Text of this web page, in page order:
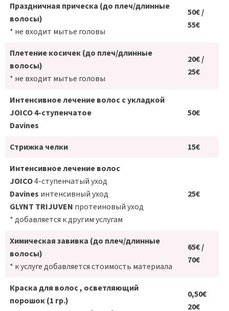
Праздничная прическа (до плеч/длинные
волосы)
* не входит мытье головы
50€ /
55€
Плетение косичек (до плеч/длинные
волосы)
* не входит мытье головы
20€ /
25€
Интенсивное лечение волос с укладкой
JOICO 4-ступенчатое
Davines
50€
Стрижка челки
15€
Интенсивное лечение волос
JOICO4-ступенчатый уход
Davines интенсивный уход
GLYNT TRIJUVEN протеиновый уход
* добавляется к другим услугам
25€
Химическая завивка (до плеч/длинные
волосы)
* к услуге добавляется стоимость материала
65€ /
70€
Краска для волос , осветляющий
порошок (1 гр.)
0,50€
20€